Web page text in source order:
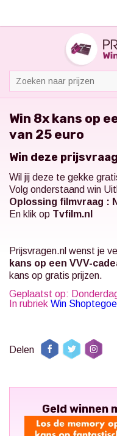
Win 8x kans op
van 25 euro
Win deze
Wil jij deze te gekke
Volg onderstaand win
Oplossing filmvraag :
En klik op Tvfilm.nl
Prijsvragen.nl wenst je
kans op een VVV-
kans op gratis prijzen.
Geplaatst op:
In rubriek Win
Delen
Geld winnen